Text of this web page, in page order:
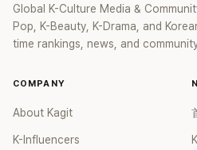
Global K-Culture Media &
Pop, K-Beauty, K-Drama, and
time rankings, news, and
COMPANY
About Kagit
K-Influencers